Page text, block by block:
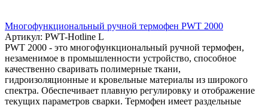
Многофункциональный ручной термофен PWT 2000
Артикул: PWT-Hotline L
PWT 2000 - это многофункциональный ручной термофен,
незаменимое в промышленности устройство, способное
качественно сваривать полимерные ткани,
гидроизоляционные и кровельные материалы из широкого
спектра. Обеспечивает плавную регулировку и отображение
текущих параметров сварки. Термофен имеет раздельные